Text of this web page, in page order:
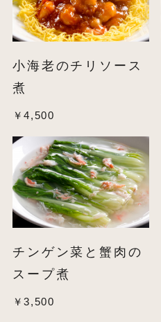
小海老のチリソース
煮
￥4,500
チンゲン菜と蟹肉の
スープ煮
￥3,500